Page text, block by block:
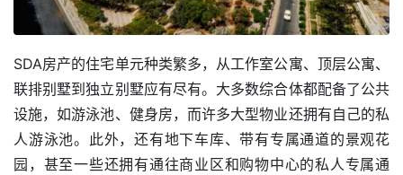
SDA房产的住宅单元种类繁多，从工作室公寓、顶层公寓、
联排别墅到独立别墅应有尽有。大多数综合体都配备了公共
设施，如游泳池、健身房，而许多大型物业还拥有自己的私
人游泳池。此外，还有地下车库、带有专属通道的景观花
园，甚至一些还拥有通往商业区和购物中心的私人专属通